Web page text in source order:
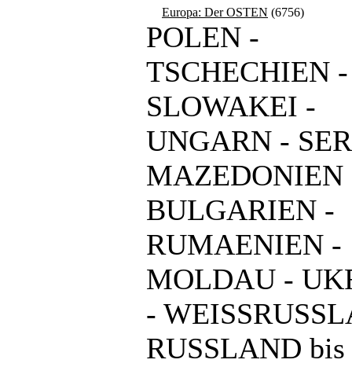
Europa: Der OSTEN (6756)
POLEN -
TSCHECHIEN -
SLOWAKEI -
UNGARN -
MAZEDONIEN
BULGARIEN -
RUMAENIEN -
MOLDAU -
-
RUSSLAND bis